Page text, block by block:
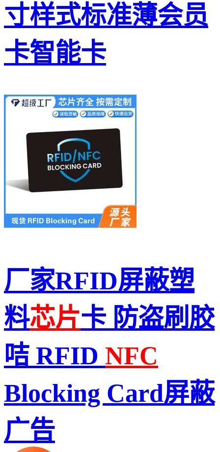
寸样式标准薄会员
卡智能卡
厂家RFID屏蔽塑
料芯片卡 防盗刷胶
咭 RFID NFC
Blocking Card屏蔽
广告